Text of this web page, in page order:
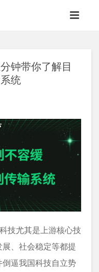
钟带你了解目
统
技尤其是上游核心技
、社会稳定等都提
逼我国科技自立势